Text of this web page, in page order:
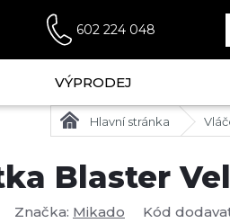
602 224 048
VÝPRODEJ
Hlavní stránka
Blaster
Značka: Mikado Kód